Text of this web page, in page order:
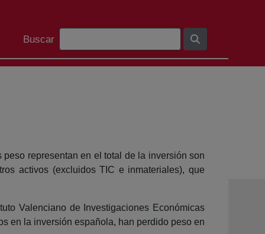
Barra de búsqueda
Buscar
representan en el total de la inversión son
activos (excluidos TIC e inmateriales), que
Valenciano de Investigaciones Económicas
en la inversión española, han perdido peso en